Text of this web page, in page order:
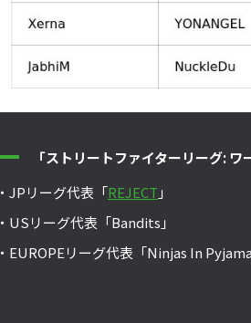
「ストリートファイターリーグ:
・JPリーグ代表「REJECT 」
・USリーグ代表「Bandits」
・EUROPEリーグ代表「Ninjas In